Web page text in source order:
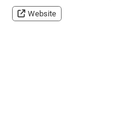
Website